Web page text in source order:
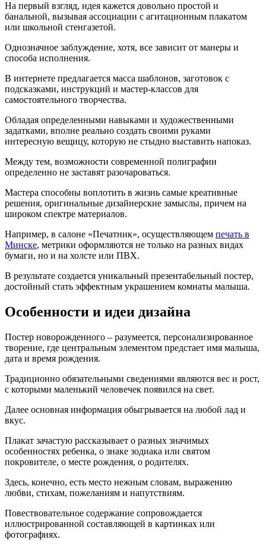
На первый взгляд, идея кажется довольно простой и
банальной, вызывая ассоциации с агитационным плакатом
или школьной стенгазетой.
Однозначное заблуждение, хотя, все зависит от манеры и
способа исполнения.
В интернете предлагается масса шаблонов, заготовок с
подсказками, инструкций и мастер-классов для
самостоятельного творчества.
Обладая определенными навыками и художественными
задатками, вполне реально создать своими руками
интересную вещицу, которую не стыдно выставить напоказ.
Между тем, возможности современной полиграфии
определенно не заставят разочароваться.
Мастера способны воплотить в жизнь самые креативные
решения, оригинальные дизайнерские замыслы, причем на
широком спектре материалов.
Например, в салоне «Печатник», осуществляющем печать в
Минске, метрики оформляются не только на разных видах
бумаги, но и на холсте или ПВХ.
В результате создается уникальный презентабельный постер,
достойный стать эффектным украшением комнаты малыша.
Особенности и идеи дизайна
Постер новорожденного – разумеется, персонализированное
творение, где центральным элементом предстает имя малыша,
дата и время рождения.
Традиционно обязательными сведениями являются вес и рост,
с которыми маленький человечек появился на свет.
Далее основная информация обыгрывается на любой лад и
вкус.
Плакат зачастую рассказывает о разных значимых
особенностях ребенка, о знаке зодиака или святом
покровителе, о месте рождения, о родителях.
Здесь, конечно, есть место нежным словам, выражению
любви, стихам, пожеланиям и напутствиям.
Повествовательное содержание сопровождается
иллюстрированной составляющей в картинках или
фотографиях.